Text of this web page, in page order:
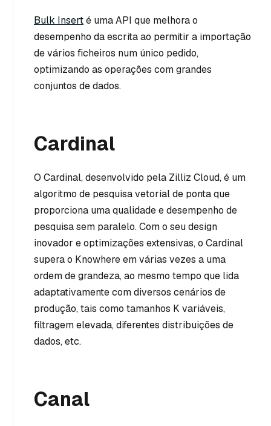
Bulk Inserté uma API que melhora o
desempenho da escrita ao permitir a importação
de vários ficheiros num único pedido,
optimizando as operações com grandes
conjuntos de dados.
Cardinal
O Cardinal, desenvolvido pela Zilliz Cloud, é um
algoritmo de pesquisa vetorial de ponta que
proporciona uma qualidade e desempenho de
pesquisa sem paralelo. Com o seu design
inovador e optimizações extensivas, o Cardinal
supera o Knowhere em várias vezes a uma
ordem de grandeza, ao mesmo tempo que lida
adaptativamente com diversos cenários de
produção, tais como tamanhos K variáveis,
filtragem elevada, diferentes distribuições de
dados, etc.
Canal